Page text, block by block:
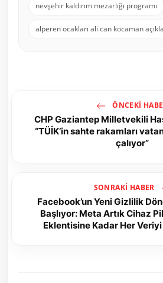
nevşehir kaldırım mezarlığı programı
alperen ocakları ali can kocaman
ÖNCEKI
CHP Gaziantep Milletvekili
“TÜİK’in sahte rakamları
çalıyor”
SONRAKI HABER
Facebook’un Yeni Gizlilik
Başlıyor: Meta Artık Cihaz
Eklentisine Kadar Her